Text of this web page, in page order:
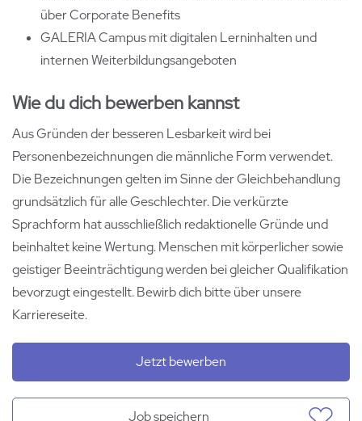
über Corporate Benefits
GALERIA Campus mit digitalen Lerninhalten und
internen Weiterbildungsangeboten
Wie du dich bewerben kannst
Aus Gründen der besseren Lesbarkeit wird bei
Personenbezeichnungen die männliche Form verwendet.
Die Bezeichnungen gelten im Sinne der Gleichbehandlung
grundsätzlich für alle Geschlechter. Die verkürzte
Sprachform hat ausschließlich redaktionelle Gründe und
beinhaltet keine Wertung. Menschen mit körperlicher sowie
geistiger Beeinträchtigung werden bei gleicher Qualifikation
bevorzugt eingestellt. Bewirb dich bitte über unsere
Karriereseite.
Jetzt bewerben
Job speichern